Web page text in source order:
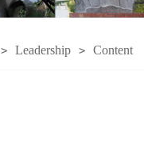
> Leadership > Content